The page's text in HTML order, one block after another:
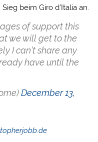
beim Giro d’Italia an.
of support this
we will get to the
I can’t share any
have until the
December 13,